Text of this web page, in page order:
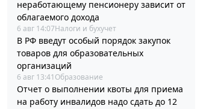
неработающему пенсионеру зависит от
облагаемого дохода
6 авг 14:07Налоги и бухучет
В РФ введут особый порядок закупок
товаров для образовательных
организаций
6 авг 13:41 Образование
Отчет о выполнении квоты для приема
на работу инвалидов надо сдать до 12